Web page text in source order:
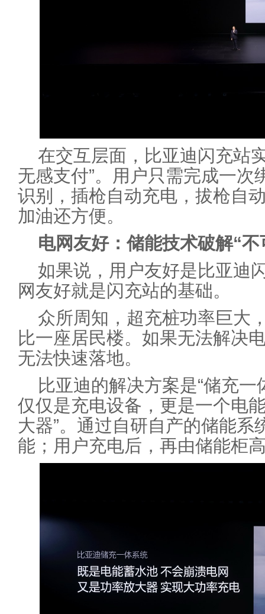
在交互层面，比亚迪闪充站
无感支付”。用户只需完成一次
识别，插枪自动充电，拔枪自
加油还方便。
电网友好：储能技术破解“不
如果说，用户友好是比亚迪
网友好就是闪充站的基础。
众所周知，超充桩功率巨大
比一座居民楼。如果无法解决
无法快速落地。
比亚迪的解决方案是“储充
仅仅是充电设备，更是一个电
大器”。通过自研自产的储能系
能；用户充电后，再由储能柜